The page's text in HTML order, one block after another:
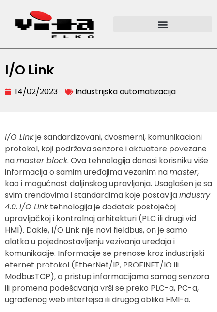
I/O Link
14/02/2023 Industrijska automatizacija
I/O Linkje sandardizovani, dvosmerni, komunikacioni
protokol, koji podržava senzore i aktuatore povezane
namaster block. Ova tehnologija donosi korisniku više
informacija o samim uređajima vezanim namaster,
kao i mogućnost daljinskog upravljanja. Usaglašen je sa
svim trendovima i standardima koje postavljaIndustry
4.0. I/O Linktehnologija je dodatak postojećoj
upravljačkoj i kontrolnoj arhitekturi (PLC ili drugi vid
HMI). Dakle, I/O Link nije novi fieldbus, on je samo
alatka u pojednostavljenju vezivanja uređaja i
komunikacije. Informacije se prenose kroz industrijski
eternet protokol (EtherNet/IP, PROFINET/IO ili
ModbusTCP), a pristup informacijama samog senzora
ili promena podešavanja vrši se preko PLC-a, PC-a,
ugrađenog web interfejsa ili drugog oblika HMI-a.